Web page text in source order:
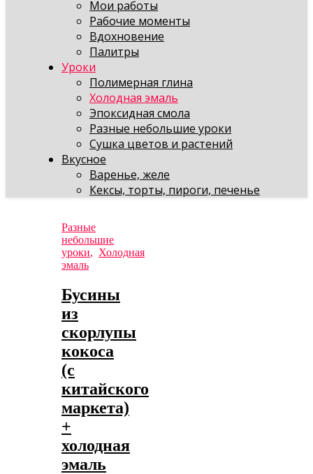
Мои работы
Рабочие моменты
Вдохновение
Палитры
Уроки
Полимерная глина
Холодная эмаль
Эпоксидная смола
Разные небольшие уроки
Сушка цветов и растений
Вкусное
Варенье, желе
Кексы, торты, пироги, печенье
Разные
небольшие
уроки, Холодная
эмаль
Бусины
из
скорлупы
кокоса
(с
китайского
маркета)
+
холодная
эмаль